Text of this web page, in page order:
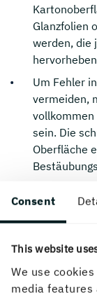
Consent
This website
We use
media features
Glanzfolien
werden, die
Um Fehler
vermeiden,
vollkommen
sein. Die
Oberfläche
Klebstoffen
kommt,
dass